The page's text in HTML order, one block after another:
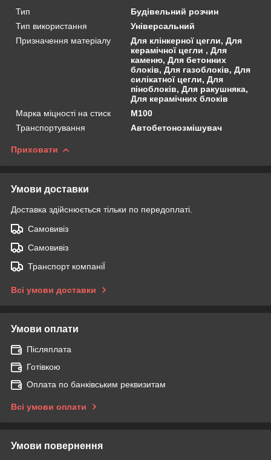
Тип
Будівельний розчин
Тип використання
Універсальний
Призначення матеріалу
Для клінкерної цегли, Для
керамічної цегли , Для
каменю, Для бетонних
блоків, Для газоблоків, Для
силікатної цегли, Для
піноблоків, Для ракушняка,
Для керамічних блоків
Марка міцності на стиск
М100
Транспортування
Автобетонозмішувач
Приховати
Умови доставки
Доставка здійснюється тільки по передоплаті.
Самовивіз
Самовивіз
Транспорт компаніЇ
Всі умови доставки
Умови оплати
Післяплата
Готівкою
Оплата по банківським реквизитам
Всі умови оплати
Умови повернення